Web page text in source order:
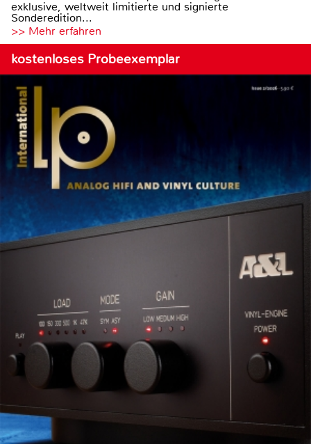
exklusive, weltweit limitierte und signierte
Sonderedition...
>> Mehr erfahren
kostenloses Probeexemplar